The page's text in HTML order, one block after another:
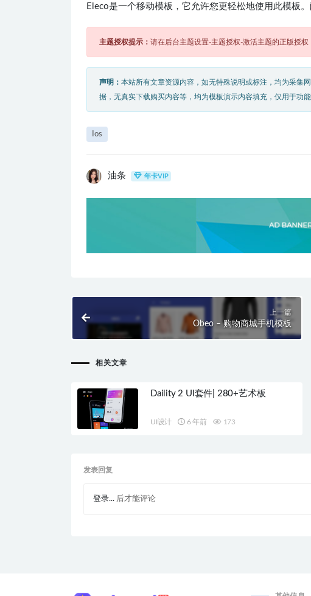
Eleco是一个移动模板，它允许您更轻松地使用此模板
主题授权提示： 请在后台主题设置-主题授权-激活主题的正版授权
声明： 本站所有文章资源内容，如无特殊说明或标注，均为采集
据，无真实下载购买内容等，均为模板演示内容填充，仅用于功
Ios
油条 年卡VIP
上一篇
Obeo – 购物商城手机模板
相关文章
Daility 2 UI套件| 280+艺术板
UI设计 6 年前 173
发表回复
登录... 后才能评论